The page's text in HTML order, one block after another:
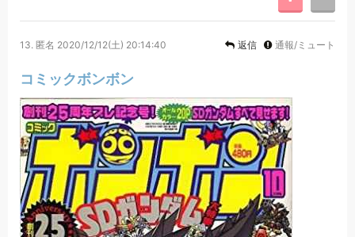
13. 匿名 2020/12/12(土) 20:14:40 返信 通報/ミュート
コミックボンボン